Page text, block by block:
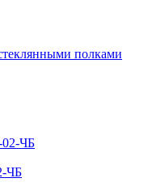
полками
ЧБ